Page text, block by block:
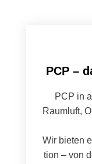
PCP –
PCP in
Raum­luft,
Wir bieten
tion – von